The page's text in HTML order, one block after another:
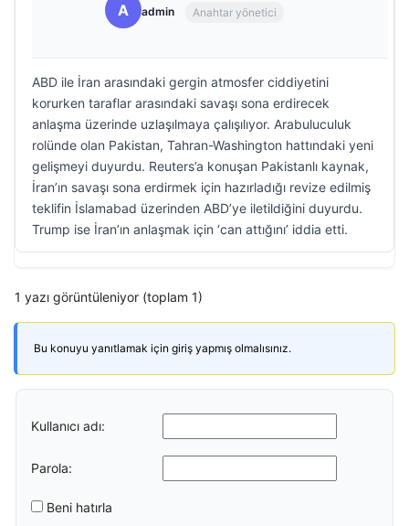
A admin Anahtar yönetici
ABD ile İran arasındaki gergin atmosfer ciddiyetini
korurken taraflar arasındaki savaşı sona erdirecek
anlaşma üzerinde uzlaşılmaya çalışılıyor. Arabuluculuk
rolünde olan Pakistan, Tahran-Washington hattındaki yeni
gelişmeyi duyurdu. Reuters’a konuşan Pakistanlı kaynak,
İran’ın savaşı sona erdirmek için hazırladığı revize edilmiş
teklifin İslamabad üzerinden ABD’ye iletildiğini duyurdu.
Trump ise İran’ın anlaşmak için ‘can attığını’ iddia etti.
1 yazı görüntüleniyor (toplam 1)
Bu konuyu yanıtlamak için giriş yapmış olmalısınız.
Kullanıcı adı:
Parola:
Beni hatırla